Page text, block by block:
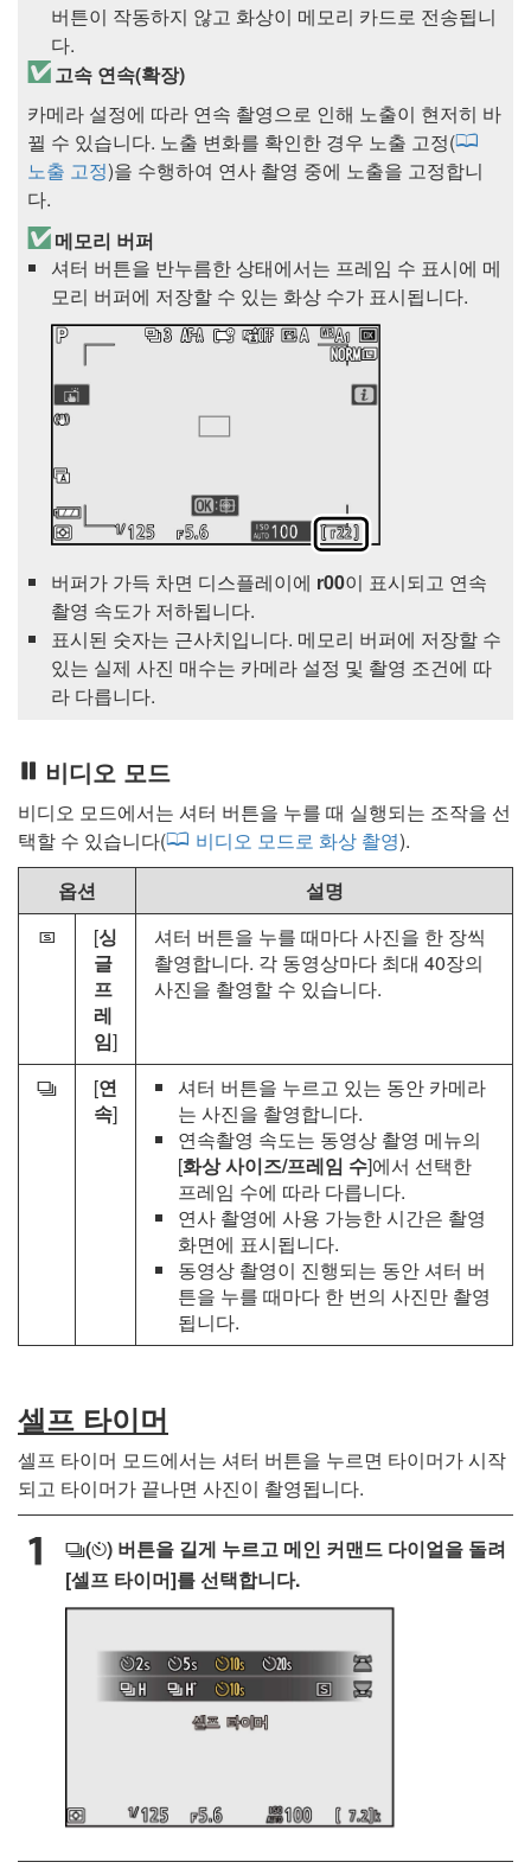
버튼이 작동하지 않고 화상이 메모리 카드로 전송됩니
다.
고속 연속(확장)
카메라 설정에 따라 연속 촬영으로 인해 노출이 현저히 바
뀔 수 있습니다. 노출 변화를 확인한 경우 노출 고정(
노출 고정)을 수행하여 연사 촬영 중에 노출을 고정합니
다.
메모리 버퍼
셔터 버튼을 반누름한 상태에서는 프레임 수 표시에 메
모리 버퍼에 저장할 수 있는 화상 수가 표시됩니다.
버퍼가 가득 차면 디스플레이에 r00이 표시되고 연속
촬영 속도가 저하됩니다.
표시된 숫자는 근사치입니다. 메모리 버퍼에 저장할 수
있는 실제 사진 매수는 카메라 설정 및 촬영 조건에 따
라 다릅니다.
비디오 모드
비디오 모드에서는 셔터 버튼을 누를 때 실행되는 조작을 선
택할 수 있습니다(
비디오 모드로 화상 촬영).
옵션
설명
U [싱
글
프
레
임]
셔터 버튼을 누를 때마다 사진을 한 장씩
촬영합니다. 각 동영상마다 최대 40장의
사진을 촬영할 수 있습니다.
c [연
속]
셔터 버튼을 누르고 있는 동안 카메라
는 사진을 촬영합니다.
연속촬영 속도는 동영상 촬영 메뉴의
[화상 사이즈/프레임 수]에서 선택한
프레임 수에 따라 다릅니다.
연사 촬영에 사용 가능한 시간은 촬영
화면에 표시됩니다.
동영상 촬영이 진행되는 동안 셔터 버
튼을 누를 때마다 한 번의 사진만 촬영
됩니다.
셀프 타이머
셀프 타이머 모드에서는 셔터 버튼을 누르면 타이머가 시작
되고 타이머가 끝나면 사진이 촬영됩니다.
c(E) 버튼을 길게 누르고 메인 커맨드 다이얼을 돌려
[셀프 타이머]를 선택합니다.